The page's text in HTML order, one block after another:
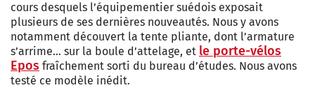
cours desquels l’équipementier suédois exposait
plusieurs de ses dernières nouveautés. Nous y avons
notamment découvert la tente pliante, dont l’armature
s’arrime… sur la boule d’attelage, et le porte-vélos
Epos fraîchement sorti du bureau d’études. Nous avons
testé ce modèle inédit.